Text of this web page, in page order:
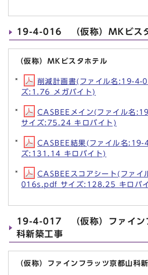
19-4-016 （仮称）MKビス
（仮称）MKビスタホテル
削減計画書(ファイル名:19-4-
ズ:1.76 メガバイト)
CASBEEメイン(ファイル名
サイズ:75.24 キロバイト)
CASBEE結果(ファイル名
ズ:131.14 キロバイト)
CASBEEスコアシート(ファイ
016s.pdf サイズ:128.25 キロバ
19-4-017 （仮称）ファイン
科新築工事
（仮称）ファインフラッツ京都山科